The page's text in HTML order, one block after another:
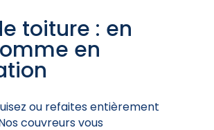
toiture : en
en
ou refaites entièrement
couvreurs vous